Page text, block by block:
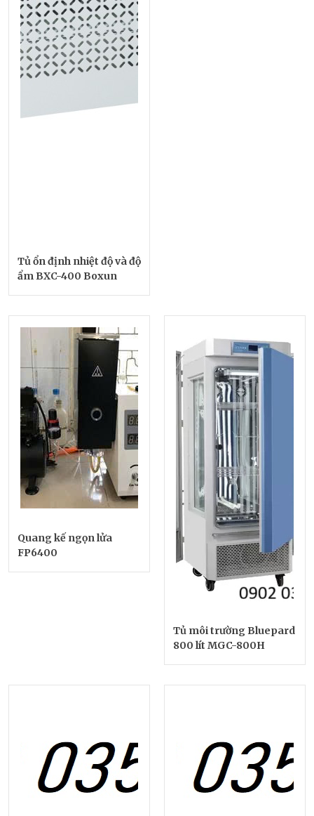
Tủ ổn định nhiệt độ và độ
ẩm BXC-400 Boxun
Quang kế ngọn lửa
FP6400
Tủ môi trường Bluepard
800 lít MGC-800H